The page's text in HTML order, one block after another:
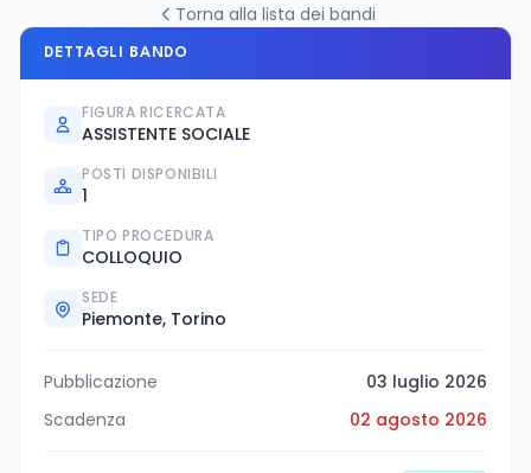
Torna alla lista dei bandi
DETTAGLI BANDO
FIGURA RICERCATA
ASSISTENTE SOCIALE
POSTI DISPONIBILI
1
TIPO PROCEDURA
COLLOQUIO
SEDE
Piemonte, Torino
Pubblicazione
03 luglio 2026
Scadenza
02 agosto 2026